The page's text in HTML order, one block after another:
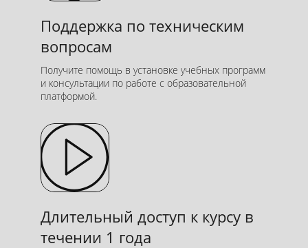
Поддержка по техническим
вопросам
Получите помощь в установке учебных программ
и консультации по работе с образовательной
платформой.
Длительный доступ к курсу в
течении 1 года